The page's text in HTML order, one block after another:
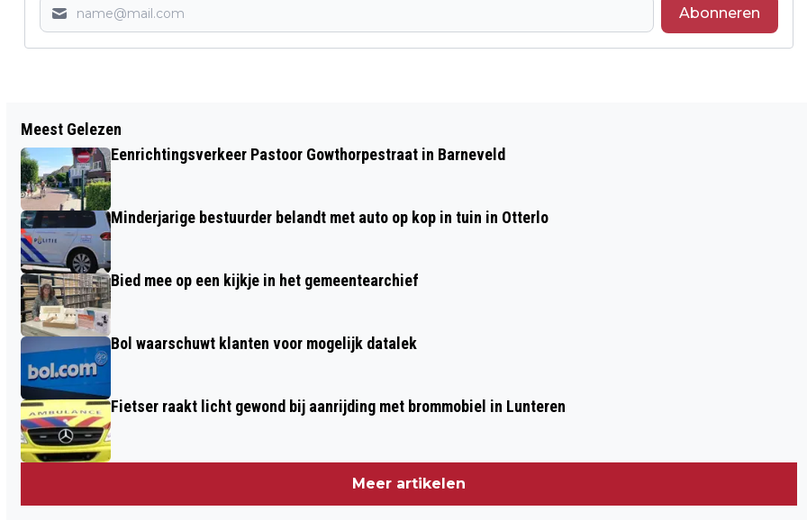
Abonneren
TWEE AUTO’S BOTSEN OP DE
BARNEVELDSEWEG IN LUNTEREN -
VOERTUIGEN ZWAAR BESCHADIGD
GROOT ONDERHOUD
Meest Gelezen
Eenrichtingsverkeer Pastoor Gowthorpestraat in Barneveld
Minderjarige bestuurder belandt met auto op kop in tuin in Otterlo
Bied mee op een kijkje in het gemeentearchief
Bol waarschuwt klanten voor mogelijk datalek
Fietser raakt licht gewond bij aanrijding met brommobiel in Lunteren
Meer artikelen